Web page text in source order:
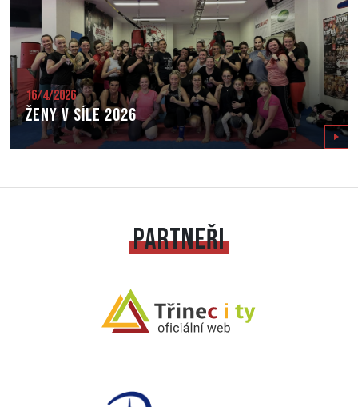
16/4/2026
Ženy v síle 2026
Zobrazit
PARTNEŘI